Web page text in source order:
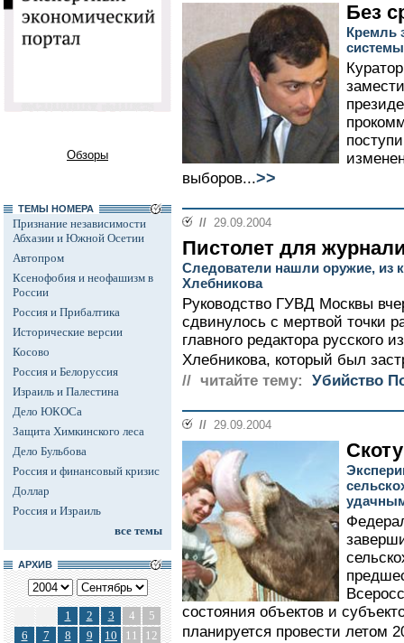
Обзоры
ТЕМЫ НОМЕРА
Признание независимости
Абхазии и Южной Осетии
Автопром
Ксенофобия и неофашизм в
России
Россия и Прибалтика
Исторические версии
Косово
Россия и Белоруссия
Израиль и Палестина
Дело ЮКОСа
Защита Химкинского леса
Дело Бульбова
Россия и финансовый кризис
Доллар
Россия и Израиль
все темы
АРХИВ
1 2 3 4
5
6
7 8 9 10 11
12
Без
Кремль
выборов...>>
// 29.09.2004
Пистолет для
Следователи нашли оружие, из
Хлебникова
Руководство ГУВД Москвы
сдвинулось с мертвой точки
главного редактора русского
Хлебникова, который был
// читайте тему:
Убийство
// 29.09.2004
состояния объектов и
планируется провести летом